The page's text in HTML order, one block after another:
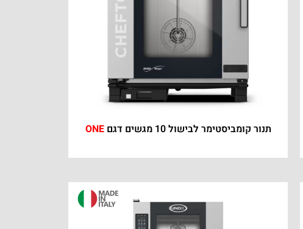
תנור קומביסטימר לבישול 10 מגשים דגם ONE